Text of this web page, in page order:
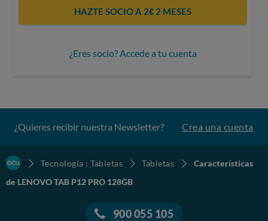
HAZTE SOCIO A 2€ 2 MESES
¿Eres socio? Accede a tu cuenta
¿Quieres recibir nuestra Newsletter? Crea una cuenta
Tecnología : Tabletas Tabletas
Características
de LENOVO TAB P12 PRO 128GB
900 055 105